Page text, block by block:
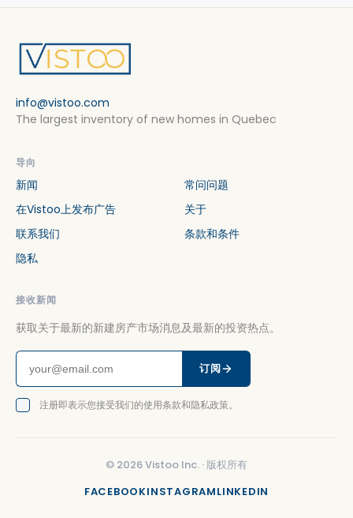
info@vistoo.com
The largest inventory of new homes in Quebec
导向
新闻
常问问题
在Vistoo上发布广告
关于
联系我们
条款和条件
隐私
接收新闻
获取关于最新的新建房产市场消息及最新的投资热点。
订阅
注册即表示您接受我们的使用条款和隐私政策。
© 2026Vistoo Inc. ·版权所有
FACEBOOKINSTAGRAMLINKEDIN